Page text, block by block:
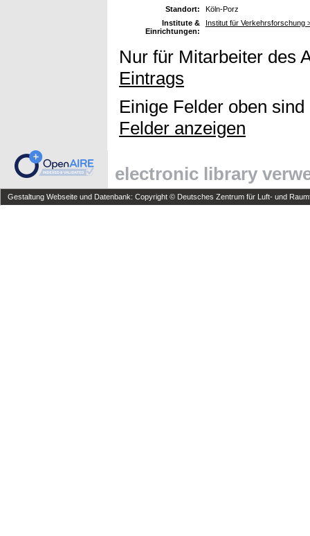
Standort:
Köln-Porz
Institute &
Einrichtungen:
Institut für Verkehrsforschung
Nur für Mitarbeiter des
Eintrags
Einige Felder oben
Felder anzeigen
electronic library
Gestaltung Webseite und Datenbank: Copyright © Deutsches Zentrum für Luft- und